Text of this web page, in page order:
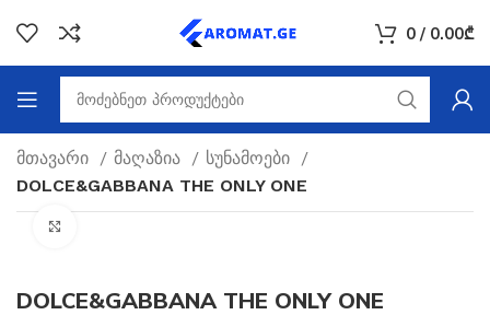
0 / 0.00₾
მთავარი მაღაზია
სუნამოები
DOLCE&GABBANA THE ONLY ONE
DOLCE&GABBANA THE ONLY ONE